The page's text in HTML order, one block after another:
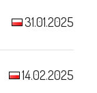
31.01.2025
14.02.2025